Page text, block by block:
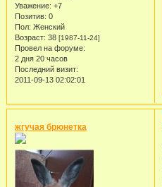
Уважение: +7
Позитив: 0
Пол: Женский
Возраст: 38 [1987-11-24]
Провел на форуме:
2 дня 20 часов
Последний визит:
2011-09-13 02:02:01
жгучая брюнетка